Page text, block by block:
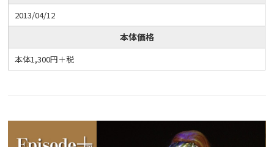
2013/04/12
本体価格
本体1,300円＋税